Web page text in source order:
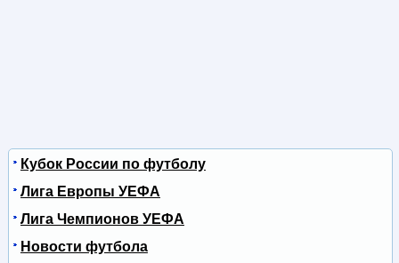
Кубок России по футболу
Лига Европы УЕФА
Лига Чемпионов УЕФА
Новости футбола